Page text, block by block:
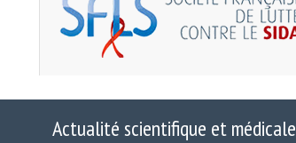
Actualité scientifique et médicale